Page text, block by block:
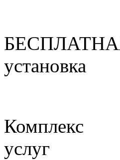
установка
Комплекс
услуг